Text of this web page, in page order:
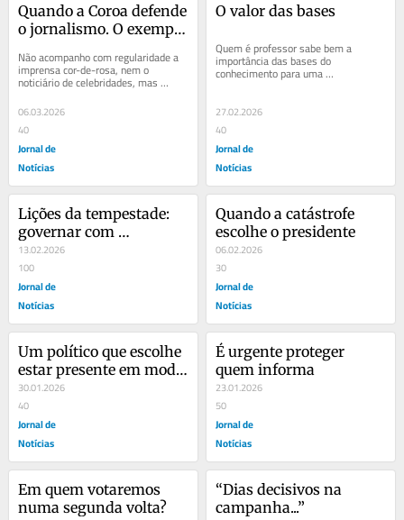
Quando a Coroa defende
o jornalismo. O exemplo
Não acompanho com regularidade a
imprensa cor-de-rosa, nem o
noticiário de celebridades, mas
detenho-me com particular interesse
nos discursos...
06.03.2026
40
Jornal de
Notícias
O valor das bases
Quem é professor sabe bem a
importância das bases do
conhecimento para uma
aprendizagem sólida e consistente.
27.02.2026
40
Jornal de
Notícias
Lições da tempestade:
governar com
discernimento
13.02.2026
100
Jornal de
Notícias
Quando a catástrofe
escolhe o presidente
06.02.2026
30
Jornal de
Notícias
Um político que escolhe
estar presente em modo
discreto
30.01.2026
40
Jornal de
Notícias
É urgente proteger
quem informa
23.01.2026
50
Jornal de
Notícias
Em quem votaremos
numa segunda volta?
“Dias decisivos na
campanha...”